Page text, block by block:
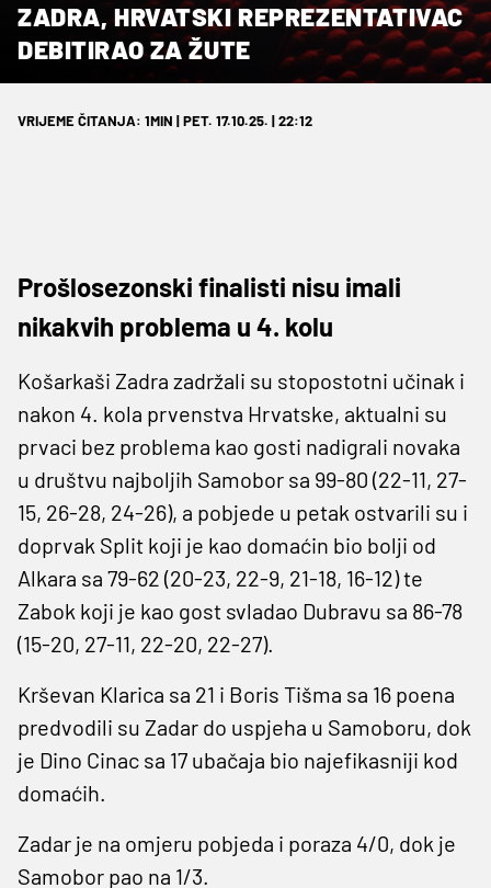
ZADRA, HRVATSKI REPREZENTATIVAC
DEBITIRAO ZA ŽUTE
VRIJEME ČITANJA: 1MIN | PET. 17.10.25. | 22:12
Prošlosezonski finalisti nisu imali
nikakvih problema u 4. kolu
Košarkaši Zadra zadržali su stopostotni učinak i
nakon 4. kola prvenstva Hrvatske, aktualni su
prvaci bez problema kao gosti nadigrali novaka
u društvu najboljih Samobor sa 99-80 (22-11, 27-
15, 26-28, 24-26), a pobjede u petak ostvarili su i
doprvak Split koji je kao domaćin bio bolji od
Alkara sa 79-62 (20-23, 22-9, 21-18, 16-12) te
Zabok koji je kao gost svladao Dubravu sa 86-78
(15-20, 27-11, 22-20, 22-27).
Krševan Klarica sa 21 i Boris Tišma sa 16 poena
predvodili su Zadar do uspjeha u Samoboru, dok
je Dino Cinac sa 17 ubačaja bio najefikasniji kod
domaćih.
Zadar je na omjeru pobjeda i poraza 4/0, dok je
Samobor pao na 1/3.